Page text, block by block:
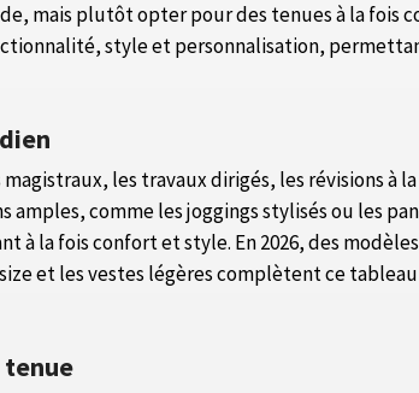
mais plutôt opter pour des tenues à la fois
style et personnalisation,
les travaux dirigés, les révisions à
comme les joggings stylisés ou les
à la fois confort et style. En 2026, des
et les vestes légères complètent ce
tenue